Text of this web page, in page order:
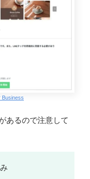
Business
あるので注意して